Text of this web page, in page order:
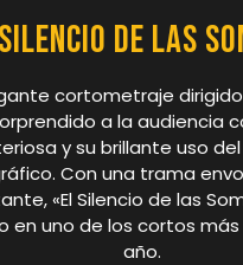
de las
cortometraje
a la audiencia
y su brillante uso
Con una trama
«El Silencio de las
en uno de los cortos
año.